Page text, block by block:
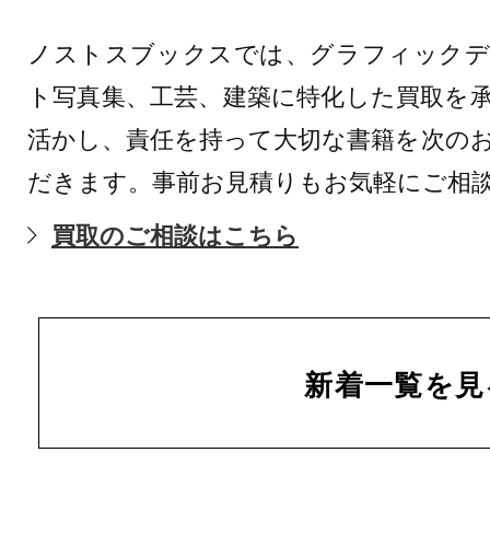
ノストスブックスでは、グラフィック
ト写真集、工芸、建築に特化した買取を
活かし、責任を持って大切な書籍を次の
だきます。事前お見積りもお気軽にご相
買取のご相談はこちら
新着一覧を